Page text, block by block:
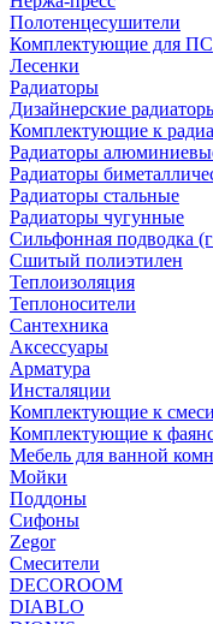
Полотенцесушители
Комплектующие для ПС
Лесенки
Радиаторы
Дизайнерские
Комплектующие к
Радиаторы
Радиаторы
Радиаторы стальные
Радиаторы чугунные
Сильфонная подводка
Сшитый полиэтилен
Теплоизоляция
Теплоносители
Сантехника
Аксессуары
Арматура
Инсталяции
Комплектующие к
Комплектующие к
Мебель для ванной
Мойки
Поддоны
Сифоны
Zegor
Смесители
DECOROOM
DIABLO